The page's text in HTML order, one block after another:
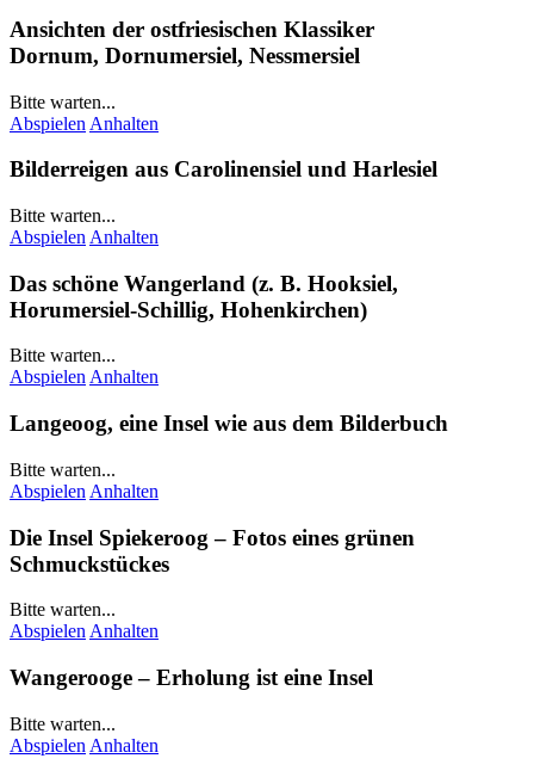
Ansichten der ostfriesischen Klassiker
Dornum, Dornumersiel, Nessmersiel
Bitte warten...
Abspielen Anhalten
Bilderreigen aus Carolinensiel und Harlesiel
Bitte warten...
Abspielen Anhalten
Das schöne Wangerland (z. B. Hooksiel,
Horumersiel-Schillig, Hohenkirchen)
Bitte warten...
Abspielen Anhalten
Langeoog, eine Insel wie aus dem Bilderbuch
Bitte warten...
Abspielen Anhalten
Die Insel Spiekeroog – Fotos eines grünen
Schmuckstückes
Bitte warten...
Abspielen Anhalten
Wangerooge– Erholung ist eine Insel
Bitte warten...
Abspielen Anhalten